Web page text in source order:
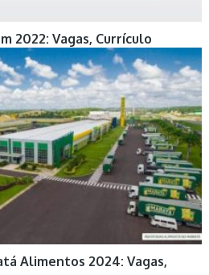
2022: Vagas, Currículo
Alimentos 2024: Vagas,